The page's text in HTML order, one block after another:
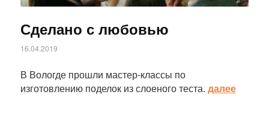
Сделано с любовью
16.04.2019
В Вологде прошли мастер-классы по
изготовлению поделок из слоеного теста. далее